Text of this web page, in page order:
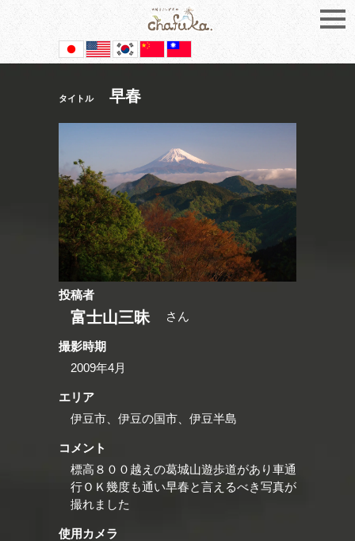
タイトル 早春
投稿者
富士山三昧 さん
撮影時期
2009年4月
エリア
伊豆市、伊豆の国市、伊豆半島
コメント
標高８００越えの葛城山遊歩道があり車通
行ＯＫ幾度も通い早春と言えるべき写真が
撮れました
使用カメラ